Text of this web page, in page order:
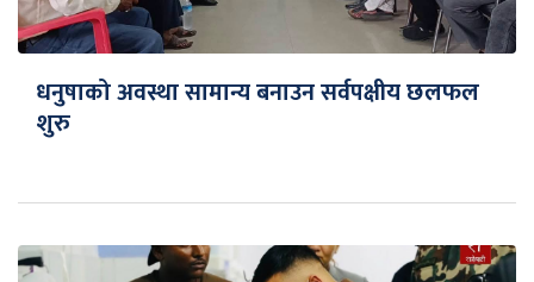
धनुषाको अवस्था सामान्य बनाउन सर्वपक्षीय छलफल
शुरु